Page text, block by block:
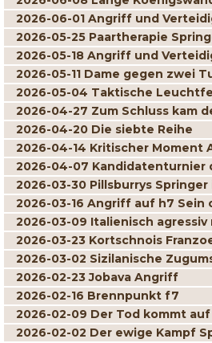
2026-06-01 Angriff und
2026-05-25 Paartherapie
2026-05-18 Angriff und
2026-05-11 Dame gegen zwei
2026-05-04 Taktische
2026-04-27 Zum Schluss kam
2026-04-20 Die siebte Reihe
2026-04-14 Kritischer Moment
2026-04-07 Kandidatenturnier
2026-03-30 Pillsburrys
2026-03-16 Angriff auf h7 Sein
2026-03-09 Italienisch agressiv
2026-03-23 Kortschnois
2026-03-02 Sizilanische
2026-02-23 Jobava Angriff
2026-02-16 Brennpunkt f7
2026-02-09 Der Tod kommt
2026-02-02 Der ewige Kampf